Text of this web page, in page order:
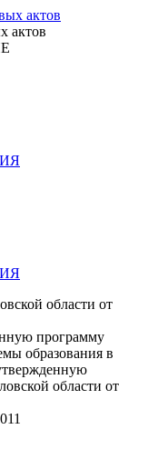
актов
области от
программу
образования в
области от